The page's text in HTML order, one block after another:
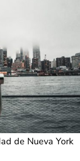
de Nueva York